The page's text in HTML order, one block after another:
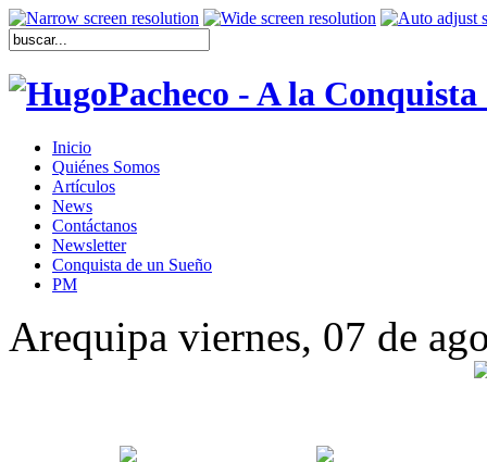
Inicio
Quiénes Somos
Artículos
News
Contáctanos
Newsletter
Conquista de un Sueño
PM
Arequipa viernes, 07 de